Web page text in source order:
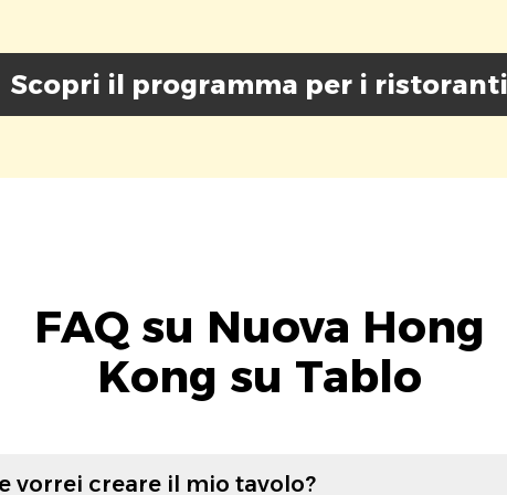
Scopri il programma per i ristoranti
FAQ su Nuova Hong
Kong su Tablo
vorrei creare il mio tavolo?